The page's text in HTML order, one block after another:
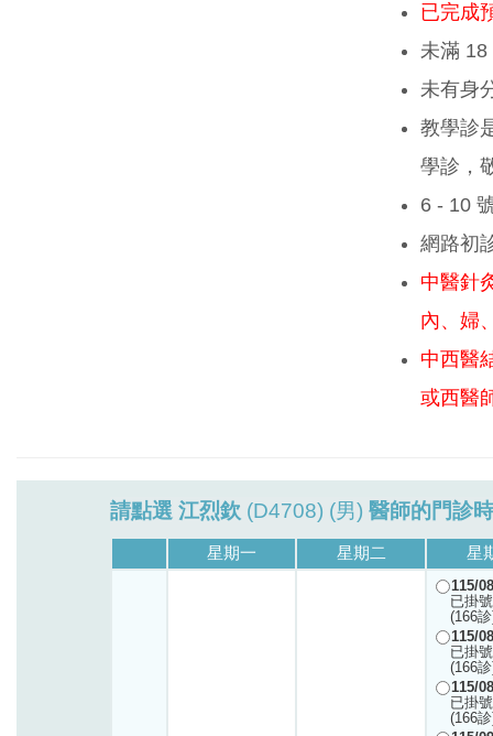
已完成
未滿 18
未有身
教學診
學診，
6 - 10
網路初
中醫針
內、婦
中西醫
或西醫